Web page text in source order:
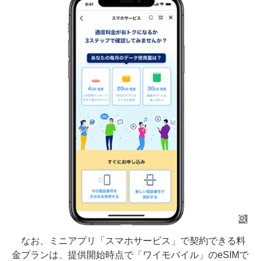
なお、ミニアプリ「スマホサービス」で契約できる料
金プランは、提供開始時点で「ワイモバイル」のeSIMで